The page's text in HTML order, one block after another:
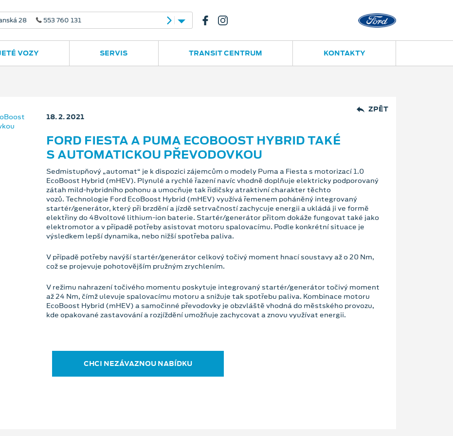
28 553 760 131 Ostrava - Vítkovice
VOZY SERVIS TRANSIT CENTRUM KONTAKTY
ZPĚT
18. 2. 2021
FORD FIESTA A PUMA ECOBOOST HYBRID TAKÉ
S AUTOMATICKOU PŘEVODOVKOU
Sedmistupňový „automat“ je k dispozici zájemcům o modely Puma a Fiesta s motorizací 1.0
EcoBoost Hybrid (mHEV). Plynulé a rychlé řazení navíc vhodně doplňuje elektricky podporovaný
zátah mild-hybridního pohonu a umocňuje tak řidičsky atraktivní charakter těchto
vozů. Technologie Ford EcoBoost Hybrid (mHEV) využívá řemenem poháněný integrovaný
startér/generátor, který při brzdění a jízdě setrvačností zachycuje energii a ukládá ji ve formě
elektřiny do 48voltové lithium-ion baterie. Startér/generátor přitom dokáže fungovat také jako
elektromotor a v případě potřeby asistovat motoru spalovacímu. Podle konkrétní situace je
výsledkem lepší dynamika, nebo nižší spotřeba paliva.
V případě potřeby navýší startér/generátor celkový točivý moment hnací soustavy až o 20 Nm,
což se projevuje pohotovějším pružným zrychlením.
V režimu nahrazení točivého momentu poskytuje integrovaný startér/generátor točivý moment
až 24 Nm, čímž ulevuje spalovacímu motoru a snižuje tak spotřebu paliva. Kombinace motoru
EcoBoost Hybrid (mHEV) a samočinné převodovky je obzvláště vhodná do městského provozu,
kde opakované zastavování a rozjíždění umožňuje zachycovat a znovu využívat energii.
CHCI NEZÁVAZNOU NABÍDKU